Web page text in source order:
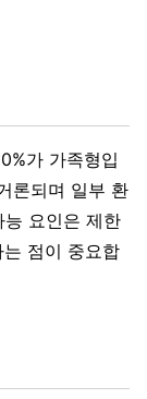
가 가족형입
론되며 일부 환
요인은 제한
점이 중요합